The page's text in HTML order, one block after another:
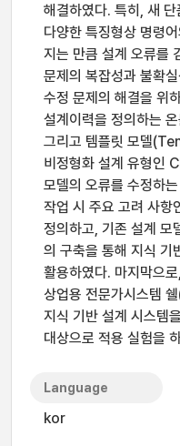
해결하였다. 특히, 새
다양한 특징형상 명령
지는 만큼 설계 오류를
문제의 복잡성과 불확
수정 문제의 해결을
설계이력을 정의하는
그리고 템플릿 모델
비정형화 설계 유형인
모델의 오류를 수정하
작업 시 주요 고려 사항
정의하고, 기존 설계
의 구축을 통해 지식 기
활용하였다. 마지막으
상업용 전문가시스템
지식 기반 설계 시스템
대상으로 적용 실험을
Language
kor